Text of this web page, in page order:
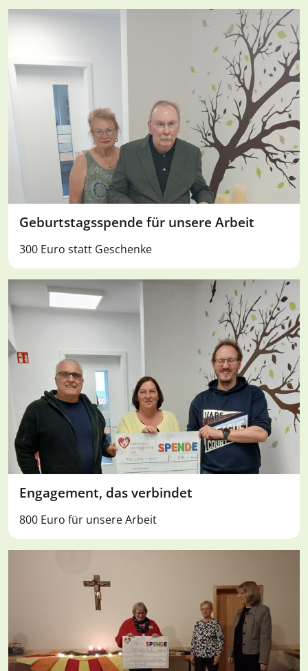
Geburtstagsspende für unsere Arbeit
300 Euro statt Geschenke
Engagement, das verbindet
800 Euro für unsere Arbeit